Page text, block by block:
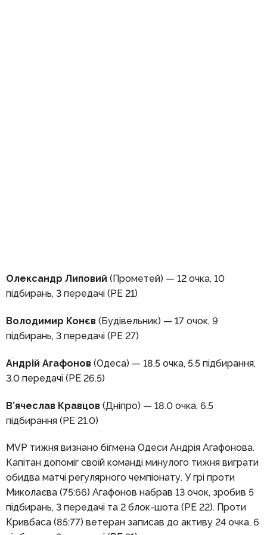
Олександр Липовий (Прометей) — 12 очка, 10
підбирань, 3 передачі (РЕ 21)
Володимир Конєв(Будівельник) — 17 очок, 9
підбирань, 3 передачі (РЕ 27)
Андрій Агафонов(Одеса) — 18.5 очка, 5.5 підбирання,
3.0 передачі (РЕ 26.5)
В’ячеслав Кравцов(Дніпро) — 18.0 очка, 6.5
підбирання (РЕ 21.0)
MVP тижня визнано бігмена Одеси Андрія Агафонова.
Капітан допоміг своїй команді минулого тижня виграти
обидва матчі регулярного чемпіонату. У грі проти
Миколаєва (75:66) Агафонов набрав 13 очок, зробив 5
підбирань, 3 передачі та 2 блок-шота (РЕ 22). Проти
Кривбаса (85:77) ветеран записав до активу 24 очка, 6